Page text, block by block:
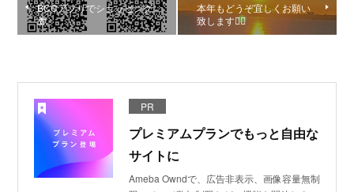
BCCアプリでショッピング
🎁
本年もどうぞ宜しくお願い
致します🙇‍♂️
PR
プレミアムプランでもっと自由な
サイトに
Ameba Owndで、広告非表示、画像容量無制